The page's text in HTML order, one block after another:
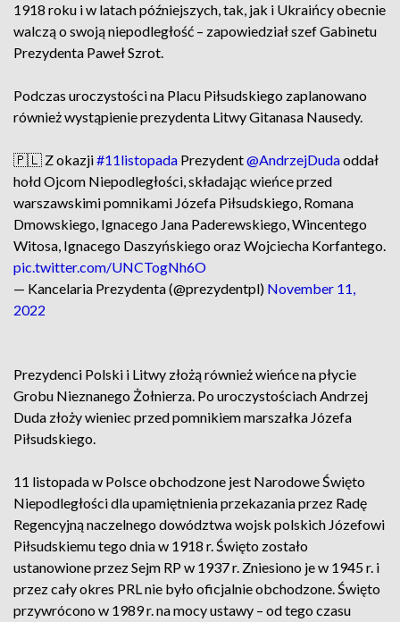
1918 roku i w latach późniejszych, tak, jak i Ukraińcy obecnie
walczą o swoją niepodległość – zapowiedział szef Gabinetu
Prezydenta Paweł Szrot.
Podczas uroczystości na Placu Piłsudskiego zaplanowano
również wystąpienie prezydenta Litwy Gitanasa Nausedy.
🇵🇱 Z okazji#11listopada Prezydent@AndrzejDudaoddał
hołd Ojcom Niepodległości, składając wieńce przed
warszawskimi pomnikami Józefa Piłsudskiego, Romana
Dmowskiego, Ignacego Jana Paderewskiego, Wincentego
Witosa, Ignacego Daszyńskiego oraz Wojciecha Korfantego.
pic.twitter.com/UNCTogNh6O
— Kancelaria Prezydenta (@prezydentpl) November 11,
2022
Prezydenci Polski i Litwy złożą również wieńce na płycie
Grobu Nieznanego Żołnierza. Po uroczystościach Andrzej
Duda złoży wieniec przed pomnikiem marszałka Józefa
Piłsudskiego.
11 listopada w Polsce obchodzone jest Narodowe Święto
Niepodległości dla upamiętnienia przekazania przez Radę
Regencyjną naczelnego dowództwa wojsk polskich Józefowi
Piłsudskiemu tego dnia w 1918 r. Święto zostało
ustanowione przez Sejm RP w 1937 r. Zniesiono je w 1945 r. i
przez cały okres PRL nie było oficjalnie obchodzone. Święto
przywrócono w 1989 r. na mocy ustawy – od tego czasu